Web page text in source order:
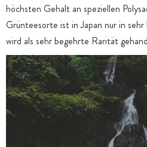
höchsten Gehalt an speziellen
Grünteesorte ist in Japan nur in
wird als sehr begehrte Rarität